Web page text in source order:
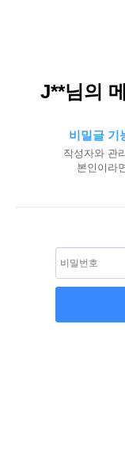
J**님의
비밀글 기
작성자와 관
본인이라